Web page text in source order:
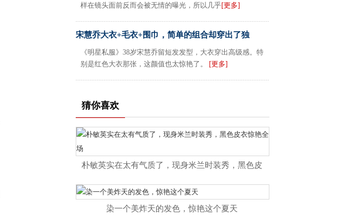
样在镜头面前反而会被无情的曝光，所以几乎[更多]
宋慧乔大衣+毛衣+围巾，简单的组合却穿出了独
《明星私服》38岁宋慧乔留短发发型，大衣穿出高级感。特
别是红色大衣那张，这颜值也太惊艳了。 [更多]
猜你喜欢
朴敏英实在太有气质了，现身米兰时装秀，黑色皮
染一个美炸天的发色，惊艳这个夏天